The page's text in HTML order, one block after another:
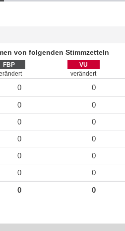
von folgenden Stimmzetteln
FBP
VU
verändert
0 0
0 0
0 0
0 0
0 0
0 0
0 0